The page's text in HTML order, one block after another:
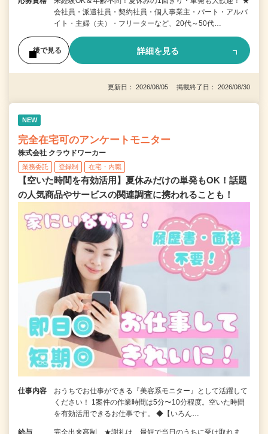
会社員・派遣社員・契約社員・個人事業主・パート・アルバ
イト・主婦（夫）・フリーターなど、20代～50代…
後で見る 詳細を見る
更新日： 2026/08/05 掲載終了日： 2026/08/30
NEW
完全在宅可のアンケートモニター
株式会社 クラウドワーカー
業務委託 登録制 在宅・内職
【空いた時間を有効活用】夏休みだけの単発もOK！話題
の人気商品やサービスの関連調査に携われることも！
仕事内容
おうちでお仕事ができる『美容系モニター』として活躍して
ください！ 1案件の作業時間は5分〜10分程度。空いた時間
を有効活用できるお仕事です。 ◆【いろん…